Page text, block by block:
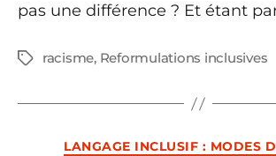
pas une différence ? Et étant
Étiquettes
racisme, Reformulations inclusives
LANGAGE INCLUSIF : MODES